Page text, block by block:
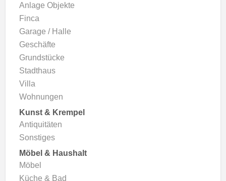
Anlage Objekte
Finca
Garage / Halle
Geschäfte
Grundstücke
Stadthaus
Villa
Wohnungen
Kunst & Krempel
Antiquitäten
Sonstiges
Möbel & Haushalt
Möbel
Küche & Bad